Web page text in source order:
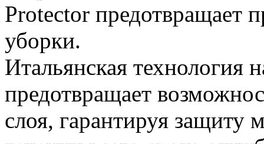
Protector предотвращает
уборки.
Итальянская технология
предотвращает
слоя, гарантируя защиту